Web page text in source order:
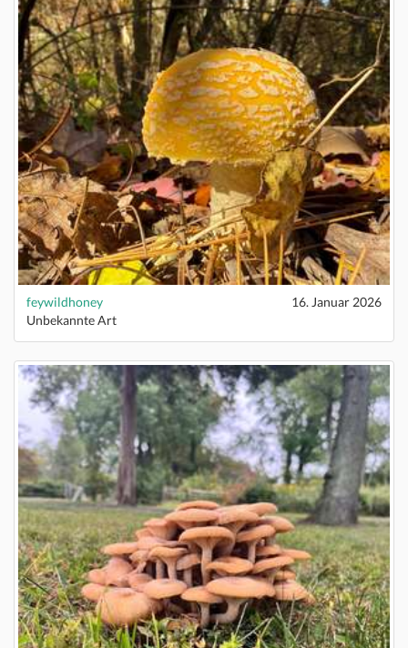
feywildhoney
16. Januar 2026
Unbekannte Art